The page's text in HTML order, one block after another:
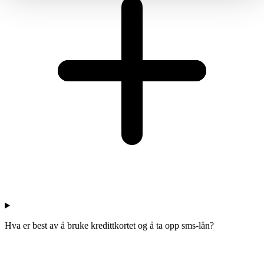
Hva er best av å bruke kredittkortet og å ta opp sms-lån?